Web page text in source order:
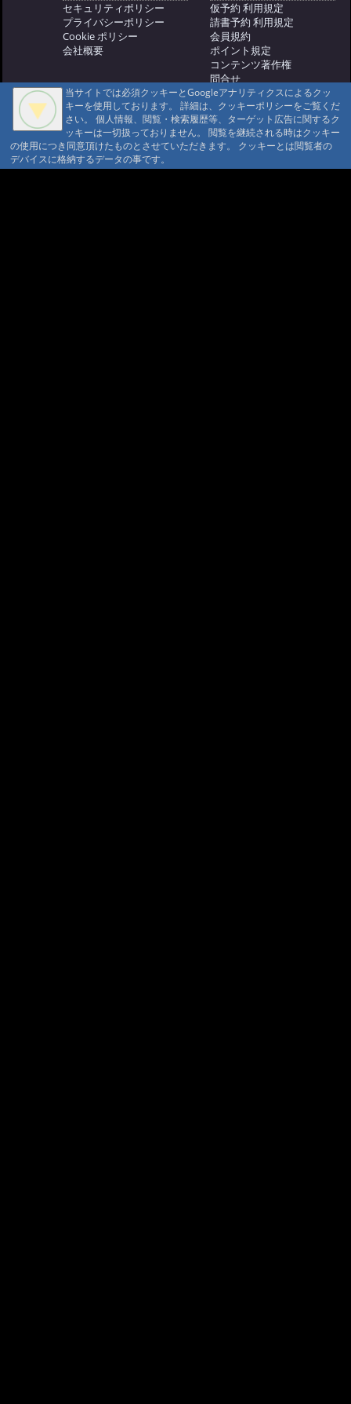
セキュリティポリシー
プライバシーポリシー
Cookie ポリシー
会社概要
仮予約 利用規定
請書予約 利用規定
会員規約
ポイント規定
コンテンツ著作権
問合せ
マウンテントラッド株式会社
〒386-1211 長野県上田市下之郷692
0268371176
© 1999-2026 MountAin TRAD ® Inc. https://www.mountaintrad.co.jp
当サイトでは必須クッキーとGoogleアナリティクスによるクッ
キーを使用しております。 詳細は、クッキーポリシーをご覧くだ
さい。 個人情報、閲覧・検索履歴等、ターゲット広告に関するク
ッキーは一切扱っておりません。 閲覧を継続される時はクッキー
の使用につき同意頂けたものとさせていただきます。 クッキーとは閲覧者の
デバイスに格納するデータの事です。